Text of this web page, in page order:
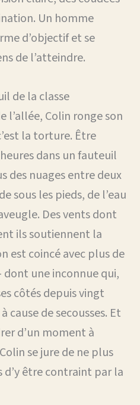
Un homme
d’objectif et se
de l’atteindre.
de la classe
l’allée, Colin ronge son
la torture. Être
dans un fauteuil
des nuages entre deux
sous les pieds, de l’eau
Des vents dont
ils soutiennent la
est coincé avec plus de
une inconnue qui,
côtés depuis vingt
cause de secousses. Et
d’un moment à
se jure de ne plus
d’y être contraint par la